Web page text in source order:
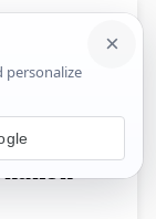
Komentari
je